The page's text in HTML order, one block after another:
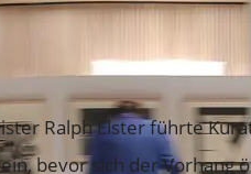
Ralph Elster führte
bevor sich der Vorhang